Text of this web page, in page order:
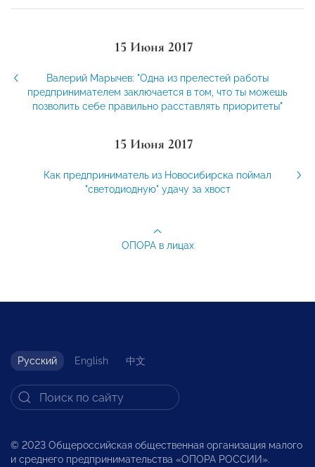
15 Июня 2017
Валерий Марычев: "Одна из прелестей работы
предпринимателем заключается в том, что ты можешь
позволить себе правильно расставлять приоритеты"
15 Июня 2017
Как предприниматель из Новосибирска поймал
"светодиодную" удачу за хвост
ОПОРА в лицах
Русский English 中文
© 2023 Общероссийская общественная организация малого
и среднего предпринимательства «ОПОРА РОССИИ».